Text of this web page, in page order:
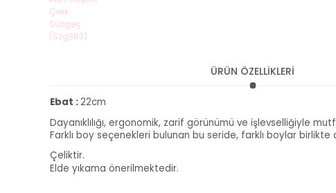
ÜRÜN ÖZELLİKLERİ
Ebat :22cm
Dayanıklılığı, ergonomik, zarif görünümü ve işlevselliğiyle
Farklı boy seçenekleri bulunan bu seride, farklı boylar
Çeliktir.
Elde yıkama önerilmektedir.